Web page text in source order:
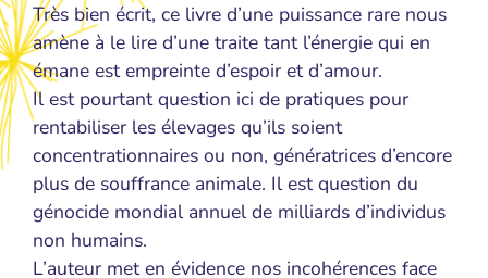
Très bien écrit, ce livre d’une puissance rare nous
amène à le lire d’une traite tant l’énergie qui en
émane est empreinte d’espoir et d’amour.
Il est pourtant question ici de pratiques pour
rentabiliser les élevages qu’ils soient
concentrationnaires ou non, génératrices d’encore
plus de souffrance animale. Il est question du
génocide mondial annuel de milliards d’individus
non humains.
L’auteur met en évidence nos incohérences face